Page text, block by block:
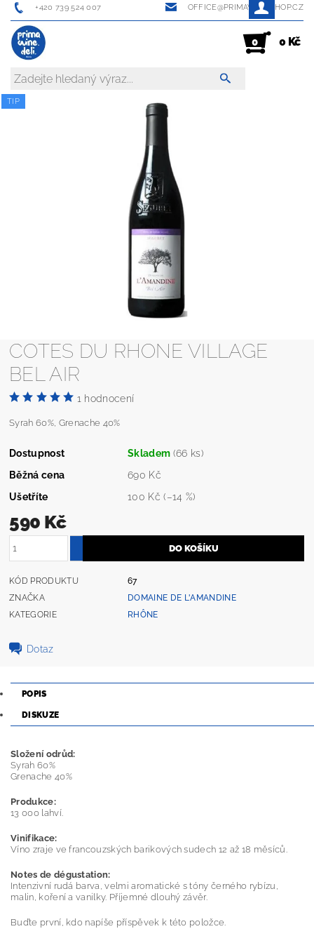
+420 739 524 007 OFFICE@PRIMAWINESHOP.CZ
0 0 Kč
TIP
COTES DU RHONE VILLAGE
BEL AIR
1 hodnocení
Syrah 60%, Grenache 40%
Dostupnost Skladem (66 ks)
Běžná cena
690 Kč
Ušetříte
100 Kč(–14 %)
590 Kč
KÓD PRODUKTU
67
ZNAČKA
DOMAINE DE L'AMANDINE
KATEGORIE
RHÔNE
Dotaz
POPIS
DISKUZE
Složení odrůd:
Syrah 60%
Grenache 40%
Produkce:
13 000 lahví.
Vinifikace:
Víno zraje ve francouzských barikových sudech 12 až 18 měsíců.
Notes de dégustation:
Intenzivní rudá barva, velmi aromatické s tóny černého rybízu,
malin, koření a vanilky. Příjemné dlouhý závěr.
Buďte první, kdo napíše příspěvek k této položce.